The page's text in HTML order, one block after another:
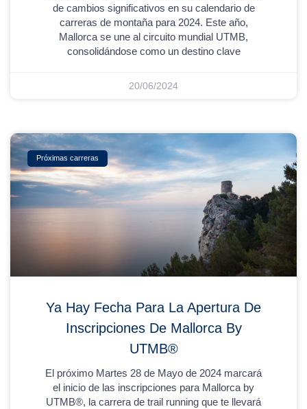
de cambios significativos en su calendario de
carreras de montaña para 2024. Este año,
Mallorca se une al circuito mundial UTMB,
consolidándose como un destino clave
20/06/2024
Próximas carreras
Ya Hay Fecha Para La Apertura De
Inscripciones De Mallorca By
UTMB®
El próximo Martes 28 de Mayo de 2024 marcará
el inicio de las inscripciones para Mallorca by
UTMB®, la carrera de trail running que te llevará